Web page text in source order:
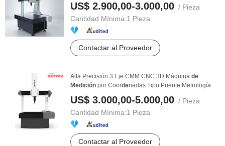
US$ 2.900,00-3.000,00 / Pieza
Cantidad Mínima:1 Pieza
Contactar al Proveedor
Alta Precisión 3 Eje CMM CNC 3D Máquina de
Medición por Coordenadas Tipo Puente Metrología ...
US$ 3.000,00-5.000,00 / Pieza
Cantidad Mínima:1 Pieza
Contactar al Proveedor